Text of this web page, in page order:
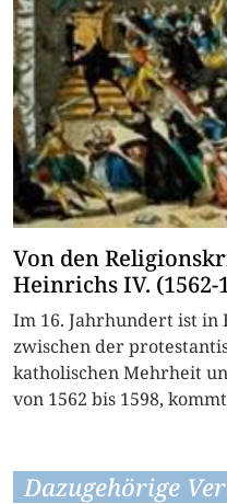
Von den
Heinrichs IV. (1562-
Im 16. Jahrhundert ist
zwischen der
katholischen Mehrheit
von 1562 bis 1598,
Dazugehörige